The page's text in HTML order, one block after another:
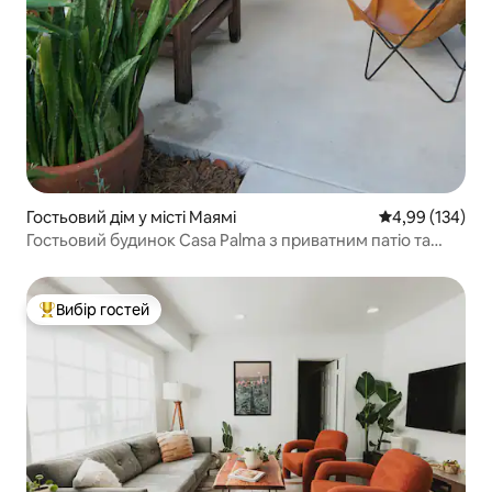
Гостьовий дім у місті Маямі Середня
4,99 (134)
Гостьовий будинок Casa Palma з приватним патіо та
Топ вибір гостей
Вибір гостей